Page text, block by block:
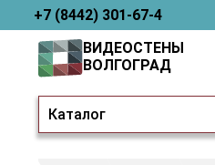
+7 (8442) 301-67-4
Каталог
ВИДЕОСТЕНЫ
ВОЛГОГРАД